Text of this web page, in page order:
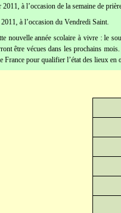
à l’occasion de la semaine de
à l’occasion du Vendredi Saint.
nouvelle année scolaire à vivre : le
être vécues dans les prochains
France pour qualifier l’état des lieux en